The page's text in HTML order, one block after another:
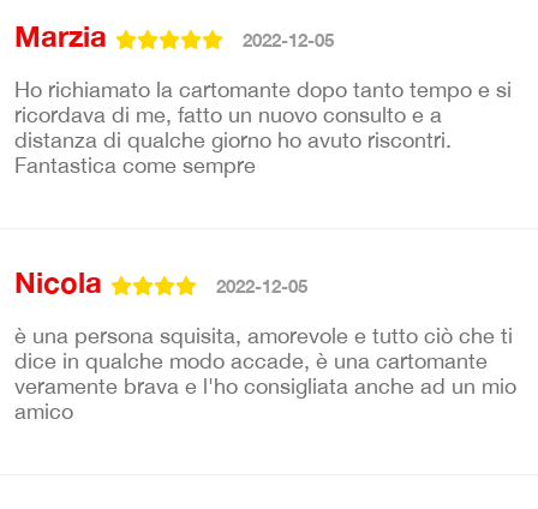
Marzia 2022-12-05
Ho richiamato la cartomante dopo tanto tempo e si
ricordava di me, fatto un nuovo consulto e a
distanza di qualche giorno ho avuto riscontri.
Fantastica come sempre
Nicola 2022-12-05
è una persona squisita, amorevole e tutto ciò che ti
dice in qualche modo accade, è una cartomante
veramente brava e l'ho consigliata anche ad un mio
amico